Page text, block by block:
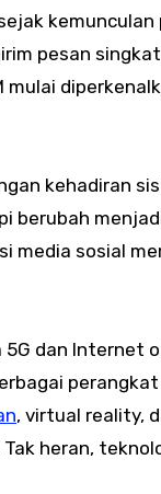
pesan
kehadiran
berubah
media sosial
dan Internet
, virtual reality,
heran,